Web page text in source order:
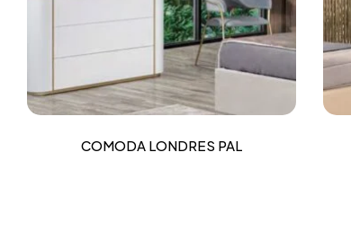
COMODA LONDRES PAL